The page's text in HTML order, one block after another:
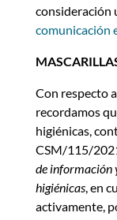
consideración
comunicación
Con respecto
recordamos
higiénicas,
CSM/115/
de información
higiénicas, en
activamente,